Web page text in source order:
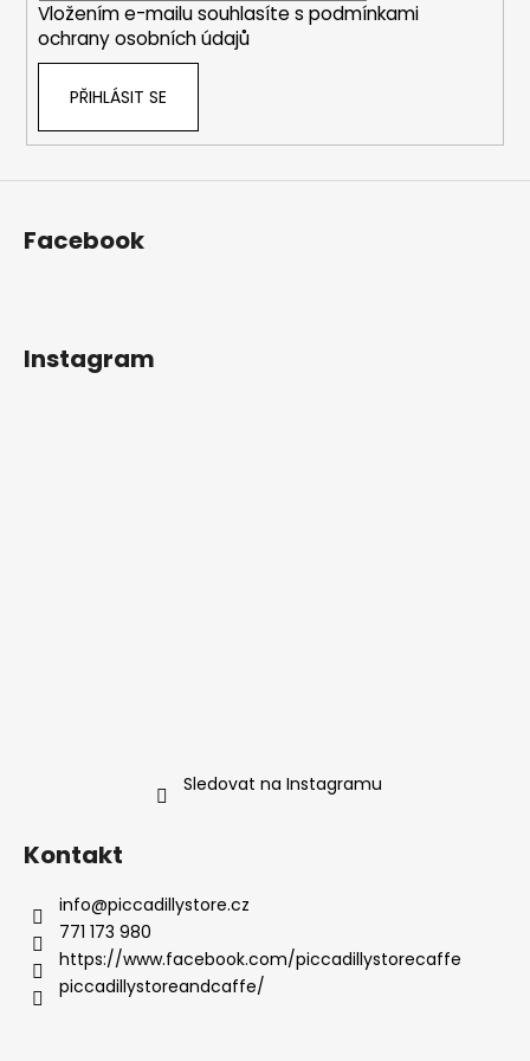
Vložením e-mailu souhlasíte s podmínkami
ochrany osobních údajů
PŘIHLÁSIT SE
Facebook
Instagram
Sledovat na Instagramu
Kontakt
info@piccadillystore.cz
771 173 980
https://www.facebook.com/piccadillystorecaffe
piccadillystoreandcaffe/